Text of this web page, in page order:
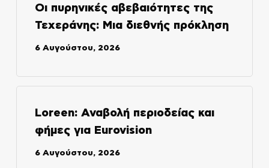
Οι πυρηνικές αβεβαιότητες της
Τεχεράνης: Μια διεθνής πρόκληση
6 Αυγούστου, 2026
Loreen: Αναβολή περιοδείας και
φήμες για Eurovision
6 Αυγούστου, 2026